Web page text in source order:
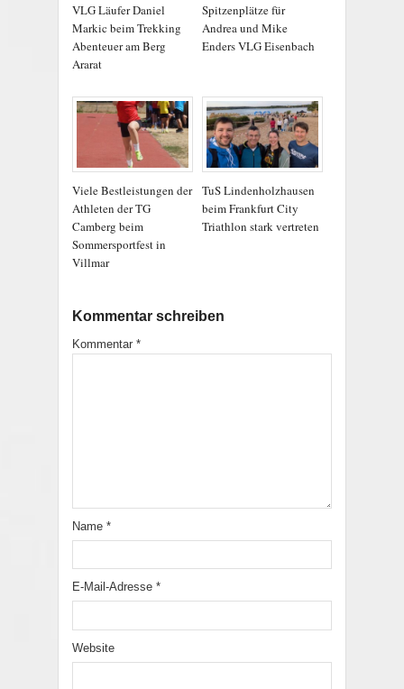
VLG Läufer Daniel
Markic beim Trekking
Abenteuer am Berg
Ararat
Spitzenplätze für
Andrea und Mike
Enders VLG Eisenbach
Viele Bestleistungen der
Athleten der TG
Camberg beim
Sommersportfest in
Villmar
TuS Lindenholzhausen
beim Frankfurt City
Triathlon stark vertreten
Kommentar schreiben
Kommentar *
Name *
E-Mail-Adresse *
Website